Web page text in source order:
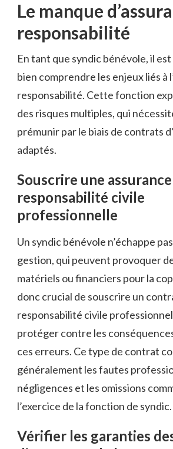
Le manque
responsabilité
En tant que syndic bénévole, il
bien comprendre les enjeux liés à
responsabilité. Cette fonction
des risques multiples, qui
prémunir par le biais de contrats
adaptés.
Souscrire une assurance
responsabilité civile
professionnelle
Un syndic bénévole n’échappe
gestion, qui peuvent provoquer
matériels ou financiers pour la
donc crucial de souscrire un
responsabilité civile
protéger contre les
ces erreurs. Ce type de contrat
généralement les fautes
négligences et les omissions
l’exercice de la fonction de syndic.
Vérifier les garanties